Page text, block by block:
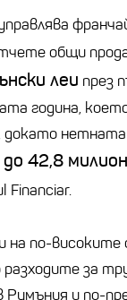
общи
леи през
година,
докато нетната
42,8
Financiar.
на по-високите
разходите за
Румъния и по-